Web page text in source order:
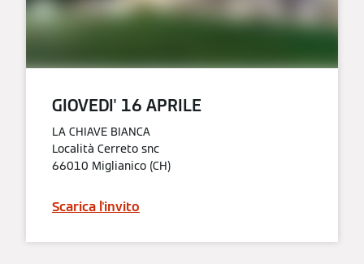
GIOVEDI' 16 APRILE​
LA CHIAVE BIANCA
Località Cerreto snc
66010 Miglianico (CH)
Scarica l'invito